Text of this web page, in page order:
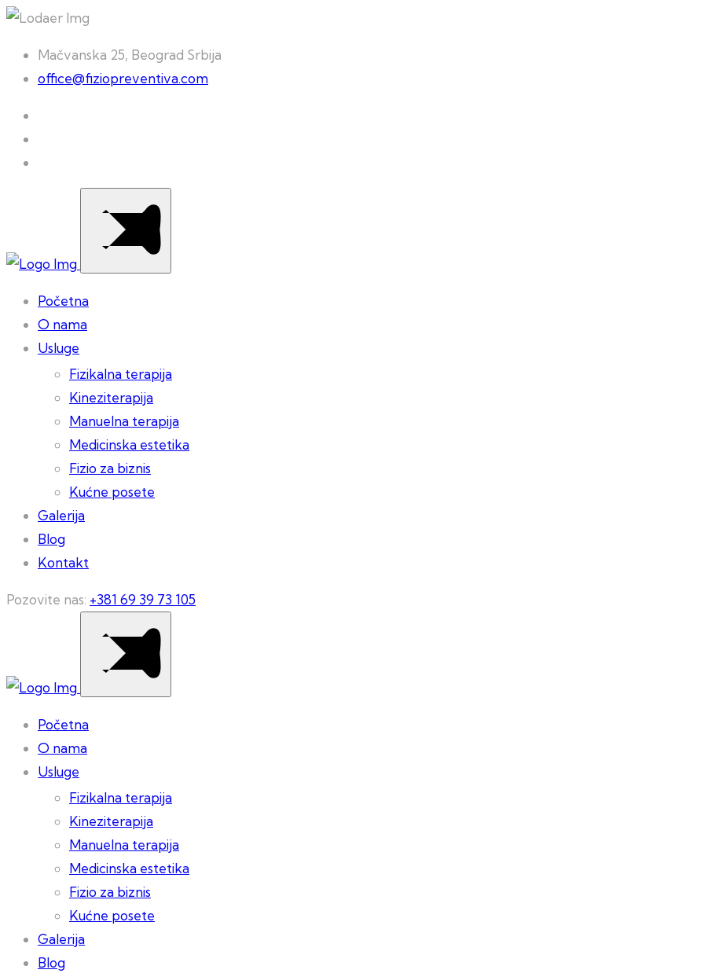
Mačvanska 25, Beograd Srbija
office@fiziopreventiva.com
Početna
O nama
Usluge
Fizikalna terapija
Kineziterapija
Manuelna terapija
Medicinska estetika
Fizio za biznis
Kućne posete
Galerija
Blog
Kontakt
Pozovite nas: +381 69 39 73 105
Početna
O nama
Usluge
Fizikalna terapija
Kineziterapija
Manuelna terapija
Medicinska estetika
Fizio za biznis
Kućne posete
Galerija
Blog